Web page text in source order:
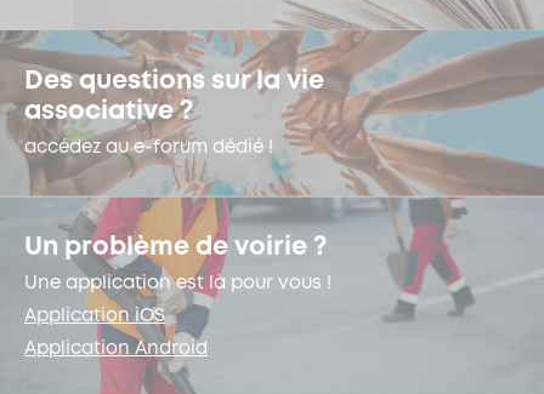
Des questions sur la vie
associative ?
accédez au e-forum dédié !
Un problème de voirie ?
Une application est là pour vous !
Application iOS
Application Android